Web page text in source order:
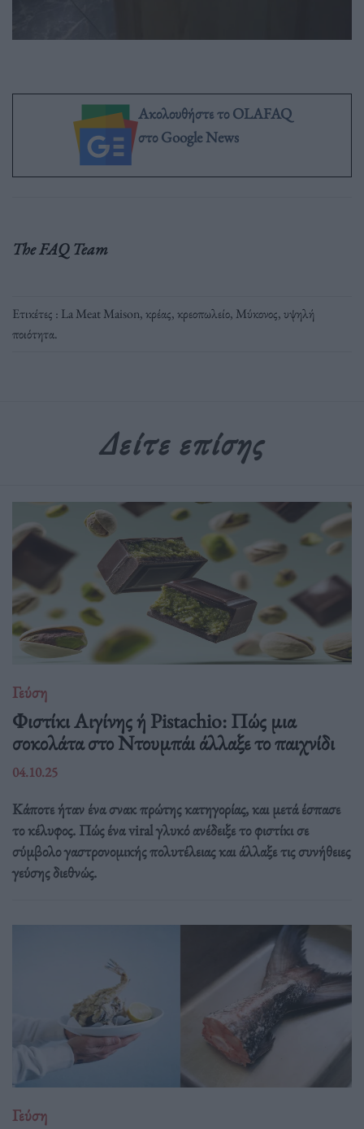
Ακολουθήστε το OLAFAQ
στο Google News
The FAQ Team
Ετικέτες : La Meat Maison,κρέας,κρεοπωλείο, Μύκονος,υψηλή
ποιότητα.
Δείτε επίσης
Γεύση
Φιστίκι Αιγίνης ή Pistachio: Πώς μια
σοκολάτα στο Ντουμπάι άλλαξε το παιχνίδι
04.10.25
Κάποτε ήταν ένα σνακ πρώτης κατηγορίας, και μετά έσπασε
το κέλυφος. Πώς ένα viral γλυκό ανέδειξε το φιστίκι σε
σύμβολο γαστρονομικής πολυτέλειας και άλλαξε τις συνήθειες
γεύσης διεθνώς.
Γεύση